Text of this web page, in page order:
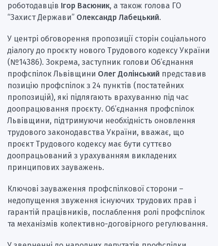
роботодавців Ігор Васюник, а також голова ГО
“Захист Держави” Олександр Лабецький.
У центрі обговорення пропозиції сторін соціального
діалогу до проєкту нового Трудового кодексу України
(№14386). Зокрема, заступник голови Об’єднання
профспілок Львівщини Олег Долінський представив
позицію профспілок з 24 пунктів (постатейних
пропозицій), які підлягають врахуванню під час
доопрацювання проєкту. Об’єднання профспілок
Львівщини, підтримуючи необхідність оновлення
трудового законодавства України, вважає, що
проєкт Трудового кодексу має бути суттєво
доопрацьований з урахуванням викладених
принципових зауважень.
Ключові зауваження профспілкової сторони –
недопущення звуження існуючих трудових прав і
гарантій працівників, послаблення ролі профспілок
та механізмів колективно-договірного регулювання.